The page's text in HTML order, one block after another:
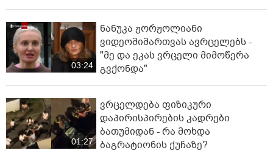
03:24
ნანუკა ჟორჟოლიანი
ვიდეომიმართვას ავრცელებს -
"მე და ეკას ვრცელი მიმოწერა
გვქონდა"
01:27
ვრცელდება ფიზიკური
დაპირისპირების კადრები
ბათუმიდან - რა მოხდა
ბაგრატიონის ქუჩაზე?